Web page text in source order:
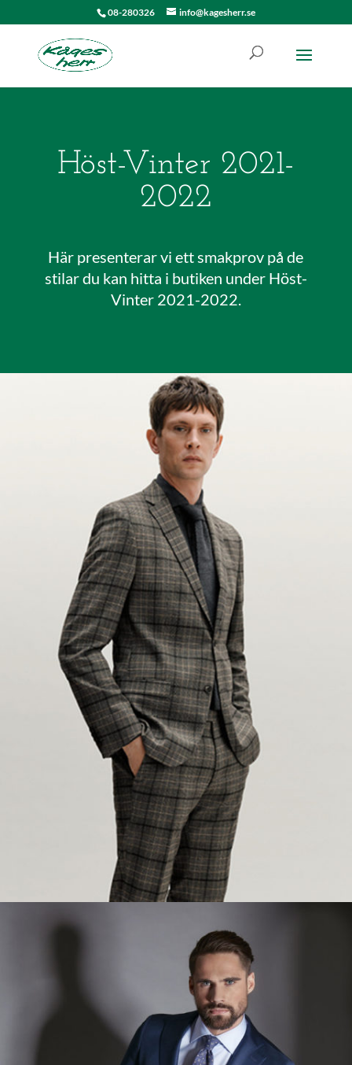
08-280326 info@kagesherr.se
Höst-Vinter 2021-
2022
Här presenterar vi ett smakprov på de
stilar du kan hitta i butiken under Höst-
Vinter 2021-2022.